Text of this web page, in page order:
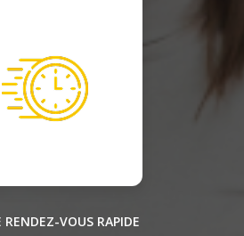
RENDEZ-VOUS RAPIDE